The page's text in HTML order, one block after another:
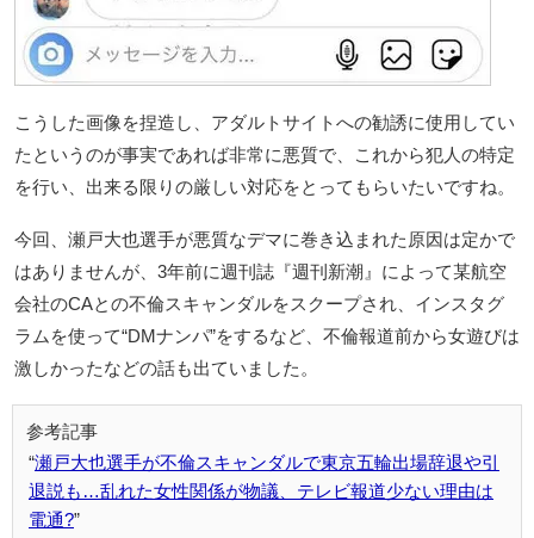
こうした画像を捏造し、アダルトサイトへの勧誘に使用してい
たというのが事実であれば非常に悪質で、これから犯人の特定
を行い、出来る限りの厳しい対応をとってもらいたいですね。
今回、瀬戸大也選手が悪質なデマに巻き込まれた原因は定かで
はありませんが、3年前に週刊誌『週刊新潮』によって某航空
会社のCAとの不倫スキャンダルをスクープされ、インスタグ
ラムを使って“DMナンパ”をするなど、不倫報道前から女遊びは
激しかったなどの話も出ていました。
瀬戸大也選手が不倫スキャンダルで東京五輪出場辞退や引
退説も…乱れた女性関係が物議、テレビ報道少ない理由は
電通?